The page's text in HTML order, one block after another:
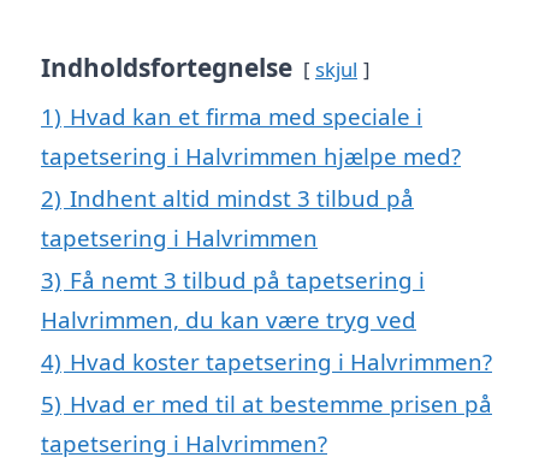
Indholdsfortegnelse skjul
1) Hvad kan et firma med speciale i
tapetsering i Halvrimmen hjælpe med?
2) Indhent altid mindst 3 tilbud på
tapetsering i Halvrimmen
3) Få nemt 3 tilbud på tapetsering i
Halvrimmen, du kan være tryg ved
4) Hvad koster tapetsering i Halvrimmen?
5) Hvad er med til at bestemme prisen på
tapetsering i Halvrimmen?